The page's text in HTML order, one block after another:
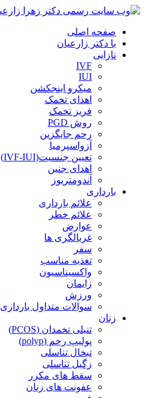
صفحه اصلی
با دکتر زارعیان
نازایی
IVF
IUI
میکرو اینجکشن
اهدای تخمک
فریز تخمک
روش PGD
رحم جایگزین
آزواسپرمیا
تعیین جنسیت(IVF-IUI)
اهدای جنین
آندومتریوز
بارداری
علائم بارداری
علائم خطر
عوارض
غربالگری ها
سفر
تغذیه مناسب
واکسیناسیون
زایمان
ورزش
سوالات متداول بارداری
زنان
تنبلی تخمدان (PCOS)
پولیپ رحم (polyp)
تبخال تناسلی
زگیل تناسلی
سقط های مکرر
عفونت های زنان